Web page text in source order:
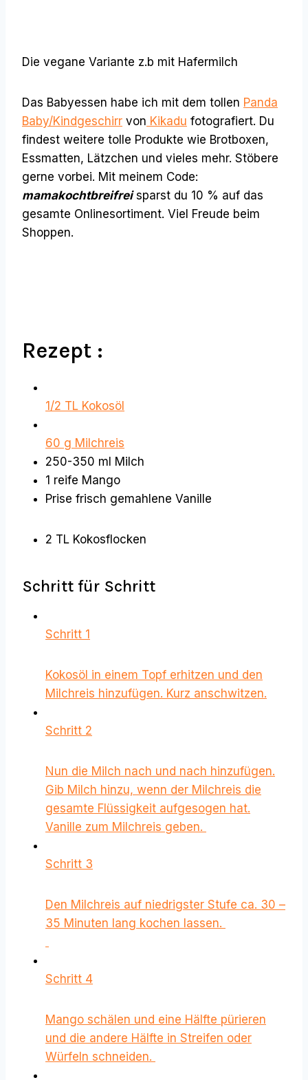
Die vegane Variante z.b mit Hafermilch
Das Babyessen habe ich mit dem tollen Panda
Baby/Kindgeschirr von Kikadu fotografiert. Du
findest weitere tolle Produkte wie Brotboxen,
Essmatten, Lätzchen und vieles mehr. Stöbere
gerne vorbei. Mit meinem Code:
mamakochtbreifrei sparst du 10 % auf das
gesamte Onlinesortiment. Viel Freude beim
Shoppen.
Rezept :
1/2 TL Kokosöl
60 g Milchreis
250-350 ml Milch
1 reife Mango
Prise frisch gemahlene Vanille
2 TL Kokosflocken
Schritt für Schritt
Schritt 1
Kokosöl in einem Topf erhitzen und den
Milchreis hinzufügen. Kurz anschwitzen.
Schritt 2
Nun die Milch nach und nach hinzufügen.
Gib Milch hinzu, wenn der Milchreis die
gesamte Flüssigkeit aufgesogen hat.
Vanille zum Milchreis geben.
Schritt 3
Den Milchreis auf niedrigster Stufe ca. 30 –
35 Minuten lang kochen lassen.
Schritt 4
Mango schälen und eine Hälfte pürieren
und die andere Hälfte in Streifen oder
Würfeln schneiden.